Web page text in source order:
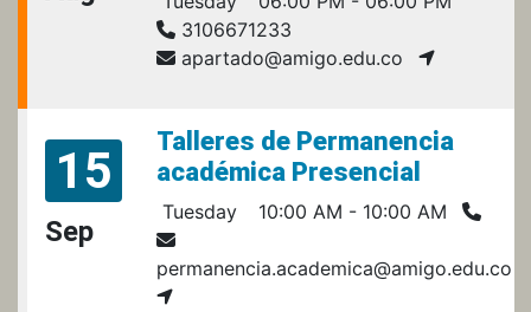
3106671233
apartado@amigo.edu.co
15
Sep
Talleres de Permanencia
académica Presencial
Tuesday 10:00 AM - 10:00 AM
permanencia.academica@amigo.edu.co